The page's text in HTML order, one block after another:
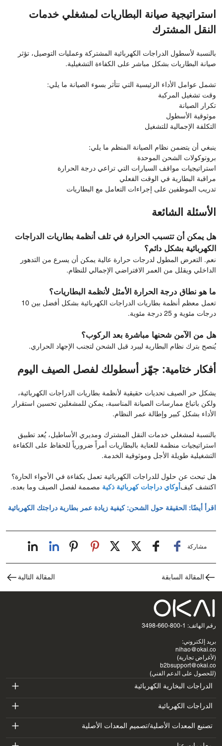
استراتيجية صيانة البطاريات لمشغلي خدمات
النقل المشترك
بالنسبة لأسطول الدراجات الكهربائية المشتركة وعمليات التوصيل، تؤثر
صيانة البطاريات بشكل مباشر على الكفاءة التشغيلية.
تشمل عوامل الأداء الرئيسية التي تتأثر بسوء الصيانة ما يلي:
وقت تشغيل المركبة
تكرار الصيانة
موثوقية الأسطول
التكلفة الإجمالية للتشغيل
ينبغي أن يتضمن نظام الصيانة المنظم ما يلي:
بروتوكولات الشحن الموحدة
استراتيجيات مواقف السيارات التي تراعي درجة الحرارة
مراقبة البطارية في الوقت الفعلي
تدريب الموظفين على إجراءات التعامل مع البطاريات
الأسئلة الشائعة
هل يمكن أن تتسبب الحرارة في تلف أنظمة بطاريات الدراجات
الكهربائية بشكل دائم؟
نعم. التعرض المطول لدرجات حرارة عالية يمكن أن يسرع من التدهور
الداخلي ويقلل من العمر الافتراضي الإجمالي للنظام.
ما هو نطاق درجة الحرارة الأمثل لأنظمة البطاريات؟
تعمل معظم أنظمة بطاريات الدراجات الكهربائية بشكل أفضل بين 10
درجات مئوية و 25 درجة مئوية.
هل من الآمن شحنها مباشرة بعد الركوب؟
يُنصح بترك نظام البطارية ليبرد قبل الشحن لتجنب الإجهاد الحراري.
أفكار ختامية: جهّز أسطولك لفصل الصيف اليوم
يشكل حر الصيف تحديات حقيقية لأنظمة بطاريات الدراجات الكهربائية،
ولكن باتباع ممارسات الصيانة المناسبة، يمكن للمشغلين تحسين استقرار
الأداء بشكل كبير وإطالة عمر النظام.
بالنسبة لمشغلي خدمات النقل المشترك ومديري الأساطيل، يُعد تطبيق
استراتيجيات منظمة للعناية بالبطاريات أمراً ضرورياً للحفاظ على الكفاءة
التشغيلية طويلة الأجل وموثوقية الخدمة.
هل تبحث عن حلول للدراجات الكهربائية تعمل بكفاءة في الأجواء الحارة؟
اكتشف كيف أوكاي دراجات كهربائية ذكية مصممة لفصل الصيف وما بعده.
اقرأ أيضًا: الحقيقة حول الشحن: كيفية زيادة عمر بطارية دراجتك الكهربائية
مشاركة
المقالة السابقة المقالة التالية
رقم الهاتف: 1-800-660-3498
بريد إلكتروني:
nihao@okai.co
(لأغراض تجارية)
b2bsupport@okai.co
(للحصول على الدعم الفني)
الدراجات البخارية الكهربائية
ES400A
ES410
الدراجات الكهربائية
EB100B
تصنيع المعدات الأصلية/تصميم المعدات الأصلية